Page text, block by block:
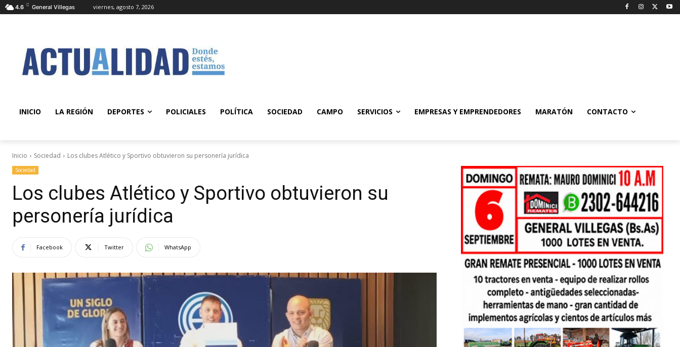
4.6 C General Villegas viernes, agosto 7, 2026
INICIO LA REGIÓN DEPORTES POLICIALES POLÍTICA SOCIEDAD CAMPO SERVICIOS EMPRESAS Y EMPRENDEDORES MARATÓN CONTACTO
Inicio Sociedad Los clubes Atlético y Sportivo obtuvieron su personería jurídica
Sociedad
Los clubes Atlético y Sportivo obtuvieron su
personería jurídica
Facebook Twitter WhatsApp